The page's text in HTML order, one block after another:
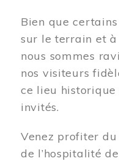
Bien que
sur le terrain et à
nous sommes
nos visiteurs
ce lieu
invités.
Venez profiter du
de l’hospitalité